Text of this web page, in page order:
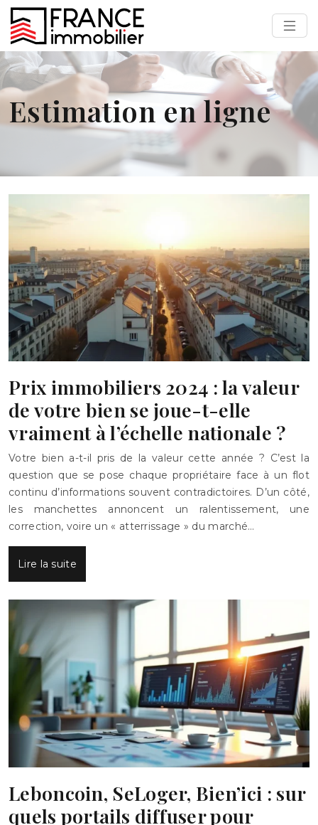
Estimation en ligne
Prix immobiliers 2024 : la valeur
de votre bien se joue-t-elle
vraiment à l’échelle nationale ?
Votre bien a-t-il pris de la valeur cette année ? C’est la
question que se pose chaque propriétaire face à un flot
continu d’informations souvent contradictoires. D’un côté,
les manchettes annoncent un ralentissement, une
correction, voire un « atterrissage » du marché…
Lire la suite
Leboncoin, SeLoger, Bien’ici : sur
quels portails diffuser pour